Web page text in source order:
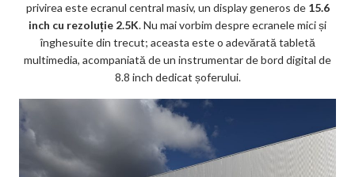
privirea este ecranul central masiv, un display generos de 15.6
inch cu rezoluție 2.5K. Nu mai vorbim despre ecranele mici și
înghesuite din trecut; aceasta este o adevărată tabletă
multimedia, acompaniată de un instrumentar de bord digital de
8.8 inch dedicat șoferului.